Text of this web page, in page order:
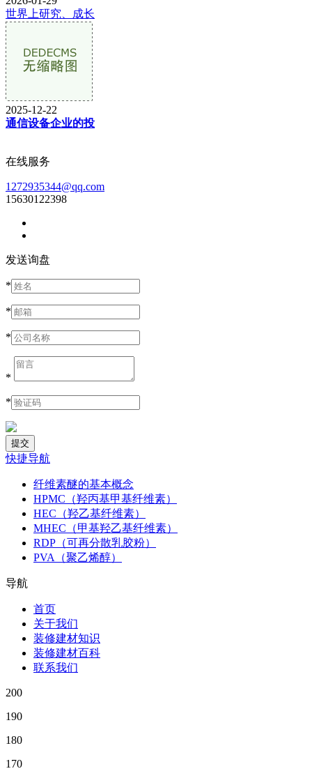
世界上研究、成长
2025-12-22
通信设备企业的投
在线服务
1272935344@qq.com
15630122398
发送询盘
*
*
*
*
*
快捷导航
纤维素醚的基本概念
HPMC（羟丙基甲基纤维素）
HEC（羟乙基纤维素）
MHEC（甲基羟乙基纤维素）
RDP（可再分散乳胶粉）
PVA（聚乙烯醇）
导航
首页
关于我们
装修建材知识
装修建材百科
联系我们
200
190
180
170